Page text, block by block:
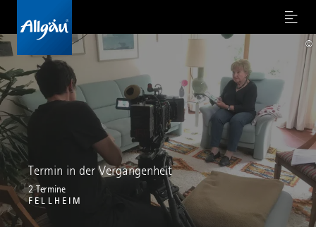
Menu
Termin in der Vergangenheit
2 Termine
FELLHEIM
©